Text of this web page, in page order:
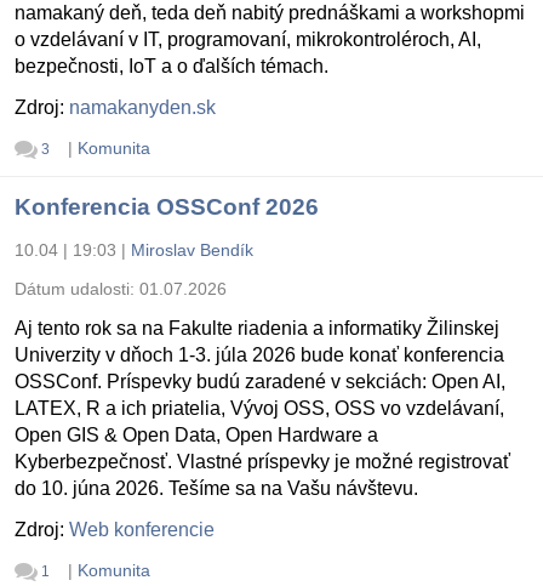
namakaný deň, teda deň nabitý prednáškami a workshopmi
o vzdelávaní v IT, programovaní, mikrokontroléroch, AI,
bezpečnosti, IoT a o ďalších témach.
Zdroj: namakanyden.sk
3 | Komunita
Konferencia OSSConf 2026
10.04 | 19:03 | Miroslav Bendík
Dátum udalosti: 01.07.2026
Aj tento rok sa na Fakulte riadenia a informatiky Žilinskej
Univerzity v dňoch 1-3. júla 2026 bude konať konferencia
OSSConf. Príspevky budú zaradené v sekciách: Open AI,
LATEX, R a ich priatelia, Vývoj OSS, OSS vo vzdelávaní,
Open GIS & Open Data, Open Hardware a
Kyberbezpečnosť. Vlastné príspevky je možné registrovať
do 10. júna 2026. Tešíme sa na Vašu návštevu.
Zdroj: Web konferencie
1 | Komunita